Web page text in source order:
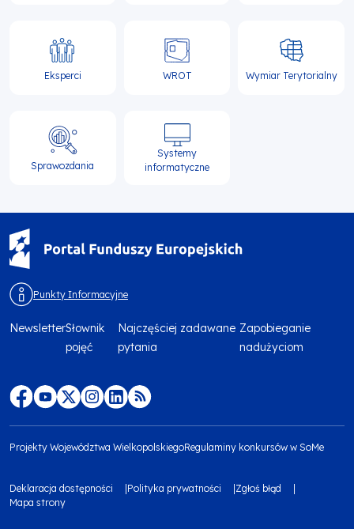
Eksperci WROT Wymiar Terytorialny
Sprawozdania
Systemy
informatyczne
Punkty Informacyjne
Menu
footer
społecznościowe
top
NewsletterSłownik
pojęć
Najczęściej zadawane
pytania
Zapobieganie
nadużyciom
footer
Projekty Województwa WielkopolskiegoRegulaminy konkursów w SoMe
Menu
Deklaracja dostępności Polityka prywatności
Zgłoś błąd
Mapa strony